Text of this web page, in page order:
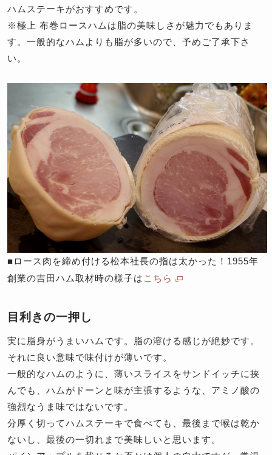
ハムステーキがおすすめです。
※極上 布巻ロースハムは脂の美味しさが魅力でもありま
す。一般的なハムよりも脂が多いので、予めご了承下さ
い。
■ロース肉を締め付ける松本社長の指は太かった！1955年
創業の吉田ハム取材時の様子は こちら
目利きの一押し
実に脂身がうまいハムです。脂の溶ける感じが絶妙です。
それに良い意味で味付けが薄いです。
一般的なハムのように、薄いスライスをサンドイッチに挟
んでも、ハムがドーンと味が主張するような、アミノ酸の
強烈なうま味ではないです。
分厚く切ってハムステーキで食べても、最後まで喉は乾か
ないし、最後の一切れまで美味しいと思います。